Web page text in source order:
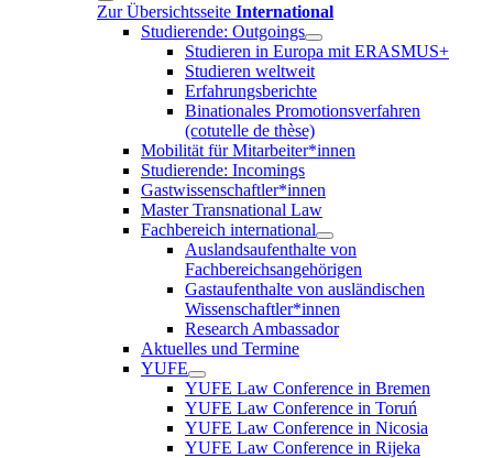
Zur Übersichtsseite International
Studierende: Outgoings
Studieren in Europa mit ERASMUS+
Studieren weltweit
Erfahrungsberichte
Binationales Promotionsverfahren
(cotutelle de thèse)
Mobilität für Mitarbeiter*innen
Studierende: Incomings
Gastwissenschaftler*innen
Master Transnational Law
Fachbereich international
Auslandsaufenthalte von
Fachbereichsangehörigen
Gastaufenthalte von ausländischen
Wissenschaftler*innen
Research Ambassador
Aktuelles und Termine
YUFE
YUFE Law Conference in Bremen
YUFE Law Conference in Toruń
YUFE Law Conference in Nicosia
YUFE Law Conference in Rijeka